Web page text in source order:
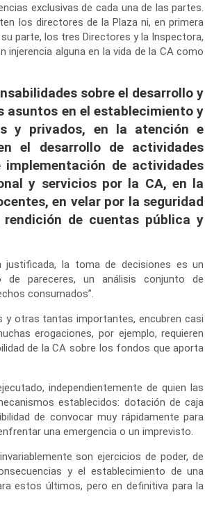
exclusivas de cada una de las partes.
los directores de la Plaza ni, en primera
parte, los tres Directores y la Inspectora,
alguna en la vida de la CA como
sobre el desarrollo y
asuntos en el establecimiento y
y privados, en la atención e
el desarrollo de actividades
de actividades
y servicios por la CA, en la
en velar por la seguridad
de cuentas pública y
justificada, la toma de decisiones es un
de pareceres, un análisis conjunto de
consumados”.
y otras tantas importantes, encubren casi
erogaciones, por ejemplo, requieren
de la CA sobre los fondos que aporta
independientemente de quien las
establecidos: dotación de caja
de convocar muy rápidamente para
una emergencia o un imprevisto.
son ejercicios de poder, de
y el establecimiento de una
estos últimos, pero en definitiva para la